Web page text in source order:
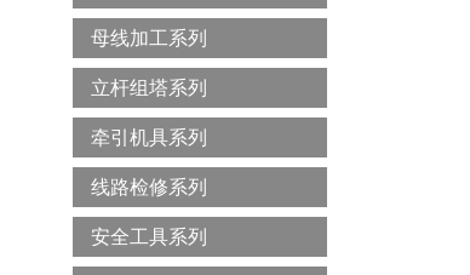
母线加工系列
立杆组塔系列
牵引机具系列
线路检修系列
安全工具系列